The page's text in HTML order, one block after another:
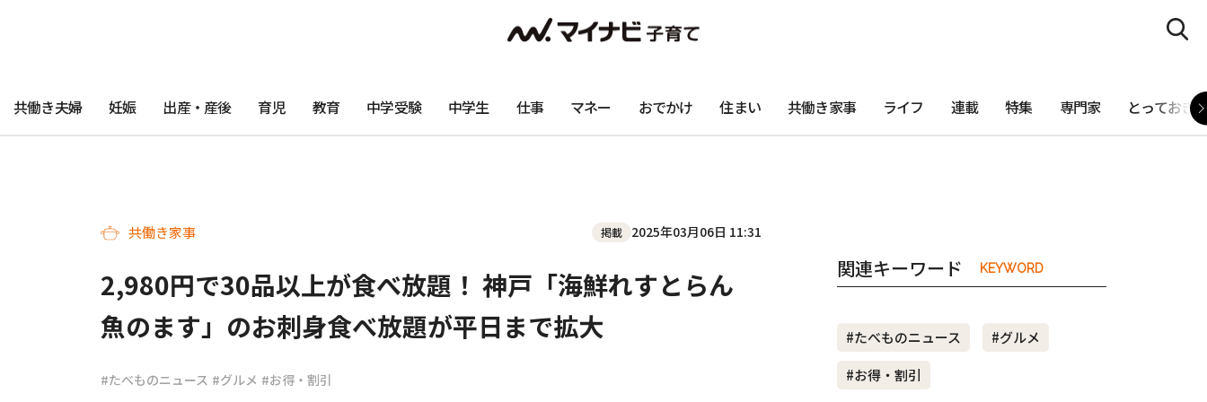
共働き夫婦 妊娠 出産・産後 育児 教育 中学受験 中学生 仕事 マネー おでかけ 住まい 共働き家事 ライフ 連載 特集 専門家 とっておき
共働き家事 掲載 2025年03月06日 11:31
2,980円で30品以上が食べ放題！ 神戸「海鮮れすとらん
魚のます」のお刺身食べ放題が平日まで拡大
#たべものニュース #グルメ #お得・割引
関連キーワード KEYWORD
#たべものニュース
#グルメ
#お得・割引